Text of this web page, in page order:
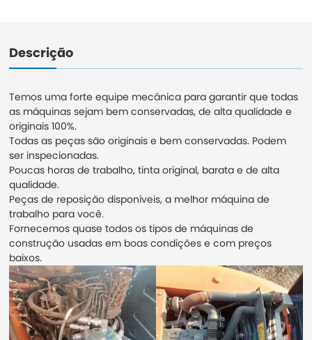
Descrição
Temos uma forte equipe mecânica para garantir que todas
as máquinas sejam bem conservadas, de alta qualidade e
originais 100%.
Todas as peças são originais e bem conservadas. Podem
ser inspecionadas.
Poucas horas de trabalho, tinta original, barata e de alta
qualidade.
Peças de reposição disponíveis, a melhor máquina de
trabalho para você.
Fornecemos quase todos os tipos de máquinas de
construção usadas em boas condições e com preços
baixos.